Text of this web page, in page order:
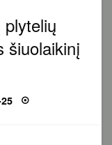
šiuolaikinį